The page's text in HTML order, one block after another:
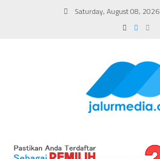
Saturday, August 08, 2026